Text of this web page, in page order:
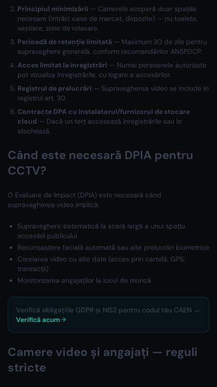
Principiul minimizării — Camerele acoperă doar spațiile
necesare (intrări, case de marcat, depozite) — nu toalete,
vestiare, zone de relaxare.
Perioadă de retenție limitată — Maximum 30 de zile pentru
supraveghere generală, conform recomandărilor ANSPDCP.
Acces limitat la înregistrări — Numai persoanele autorizate
pot vizualiza înregistrările, cu logare a accesărilor.
Registrul de prelucrări — Supravegherea video se include în
registrul art. 30.
Contracte DPA cu instalatorul/furnizorul de stocare
cloud — Dacă un terț accesează înregistrările sau le
stochează.
Când este necesară DPIA pentru
CCTV?
O Evaluare de Impact (DPIA) este necesară când
supravegherea video implică:
Supraveghere sistematică la scară largă a unui spațiu
accesibil publicului
Recunoaștere facială automată sau alte prelucrări biometrice
Corelarea video cu alte date (acces prin cartelă, GPS,
tranzacții)
Monitorizarea angajaților la locul de muncă
Verifică obligațiile GDPR și NIS2 pentru codul tău CAEN →
Verifică acum
Camere video și angajați — reguli
stricte